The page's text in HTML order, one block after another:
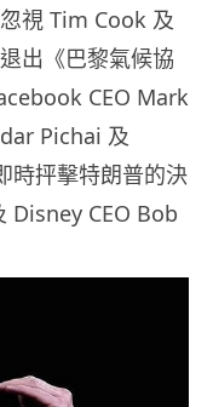
視 Tim Cook 及
出《巴黎氣候協
CEO Mark
Pichai 及
抨擊特朗普的決
Disney CEO Bob